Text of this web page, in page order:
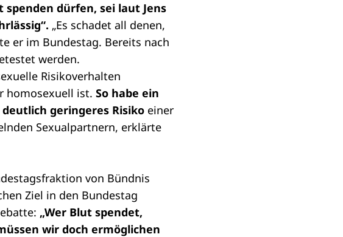
dürfen, sei laut Jens
„Es schadet all denen,
er im Bundestag. Bereits nach
werden.
Risikoverhalten
homosexuell ist. So habe ein
geringeres Risiko einer
Sexualpartnern, erklärte
von Bündnis
Ziel in den Bundestag
„Wer Blut spendet,
wir doch ermöglichen